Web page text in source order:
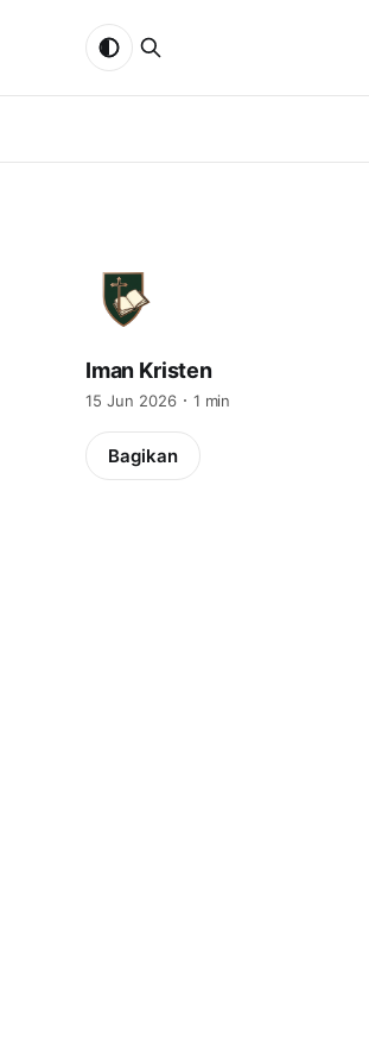
Iman Kristen
15 Jun 2026 1 min
Bagikan